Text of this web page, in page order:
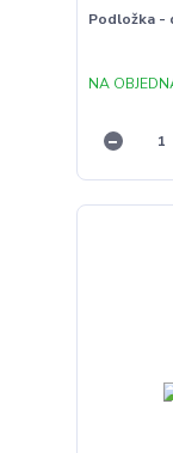
Podložka -
NA